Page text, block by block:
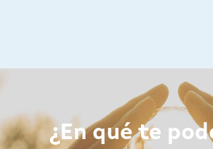
¿En qué te